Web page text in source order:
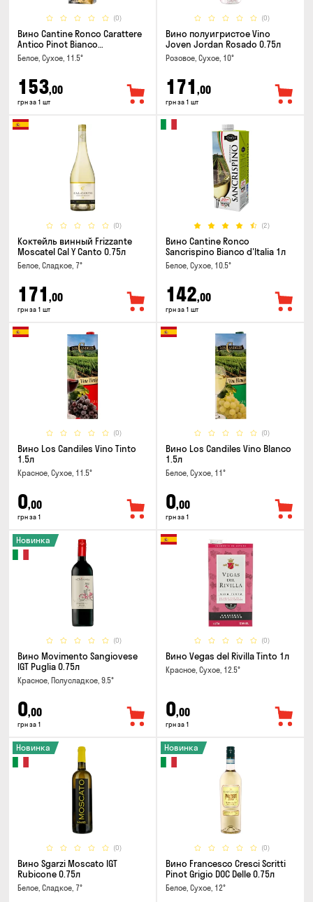
(0)
Вино Cantine Ronco Carattere
Antico Pinot Bianco
Chardonnay Rubicone IGT 1л
Белое, Сухое, 11.5°
153,00
грн за 1 шт
(0)
Вино полуигристое Vino
Joven Jordan Rosado 0.75л
Розовое, Сухое, 10°
171 ,00
грн за 1 шт
(0)
Коктейль винный Frizzante
Moscatel Cal Y Canto 0.75л
Белое, Сладкое, 7°
171 ,00
грн за 1 шт
(2)
Вино Cantine Ronco
Sancrispino Bianco d'Italia 1л
Белое, Сухое, 10.5°
142,00
грн за 1 шт
(0)
Вино Los Candiles Vino Tinto
1.5л
Красное, Сухое, 11.5°
0,00
грн за 1
(0)
Вино Los Candiles Vino Blanco
1.5л
Белое, Сухое, 11°
0,00
грн за 1
(0)
Новинка
Вино Movimento Sangiovese
IGT Puglia 0.75л
Красное, Полусладкое, 9.5°
0,00
грн за 1
(0)
Вино Vegas del Rivilla Tinto 1л
Красное, Сухое, 12.5°
0,00
грн за 1
(0)
Новинка
Вино Sgarzi Moscato IGT
Rubicone 0.75л
Белое, Сладкое, 7°
(0)
Новинка
Вино Francesco Cresci Scritti
Pinot Grigio DOC Delle 0.75л
Белое, Сухое, 12°